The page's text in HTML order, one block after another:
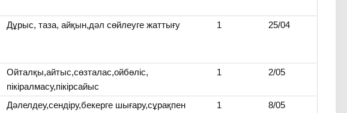
Дұрыс, таза, айқын,дәл сөйлеуге жаттығу 1 25/04
Ойталқы,айтыс,сөзталас,ойбөліс,
пікіралмасу,пікірсайыс
1 2/05
Дәлелдеу,сендіру,бекерге шығару,сұрақпен
1 8/05